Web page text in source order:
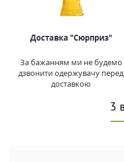
Доставка "Сюрприз"
За бажанням ми не будемо
дзвонити одержувачу перед
доставкою
3